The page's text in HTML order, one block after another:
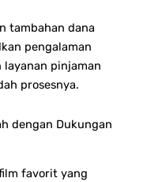
tambahan dana
pengalaman
layanan pinjaman
prosesnya.
dengan Dukungan
favorit yang